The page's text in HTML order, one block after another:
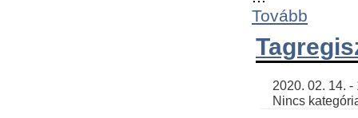
Tovább
Nincs